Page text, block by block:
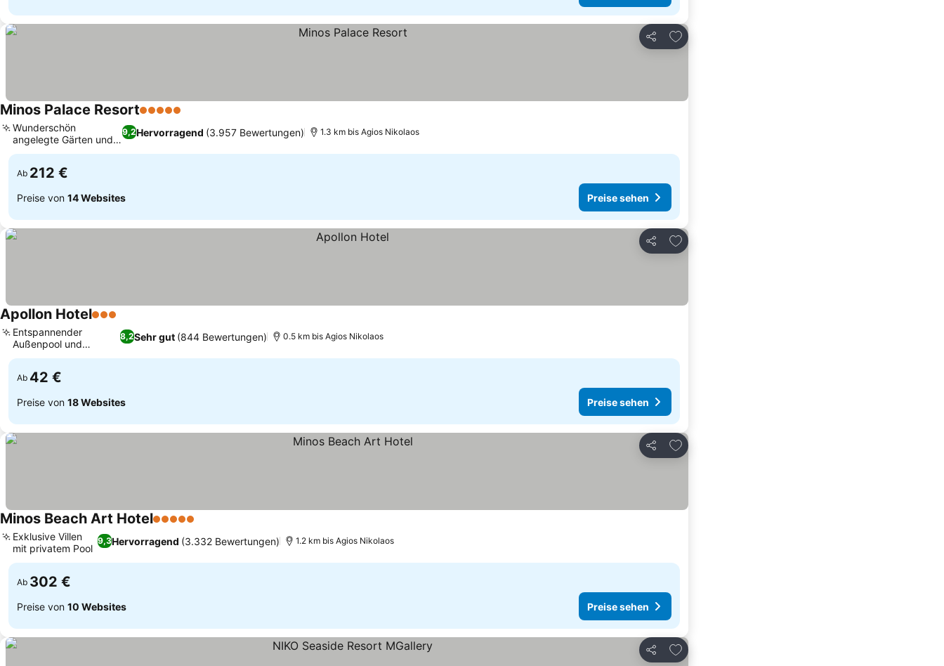
Teilen
Zu Favoriten hinzufügen
Minos Palace Resort5 Sterne
9,2Hervorragend (3.957 Bewertungen)
Wunderschön
angelegte Gärten und
Anlagen
1.3 km bis Agios Nikolaos
Ab 212 €
Preise von 14 Websites Preise sehen
Teilen
Zu Favoriten hinzufügen
Apollon Hotel3 Sterne
8,2Sehr gut (844 Bewertungen)
Entspannender
Außenpool und
Terrasse
0.5 km bis Agios Nikolaos
Ab 42 €
Preise von 18 Websites Preise sehen
Teilen
Zu Favoriten hinzufügen
Minos Beach Art Hotel5 Sterne
9,3Hervorragend (3.332 Bewertungen)
Exklusive Villen
mit privatem Pool
1.2 km bis Agios Nikolaos
Ab 302 €
Preise von 10 Websites Preise sehen
Teilen
Zu Favoriten hinzufügen